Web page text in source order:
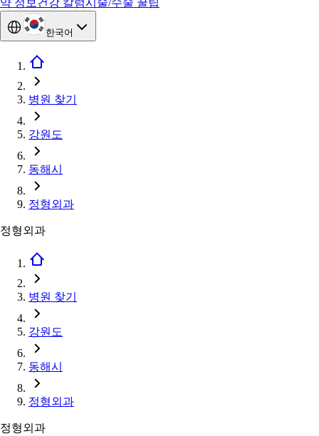
약 정보 건강 칼럼시술/수술 꿀팁
한국어
병원 찾기
강원도
동해시
정형외과
정형외과
병원 찾기
강원도
동해시
정형외과
정형외과